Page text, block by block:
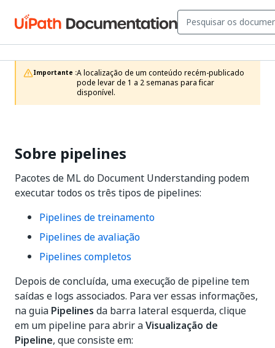
Importante :A localização de um conteúdo recém-publicado
pode levar de 1 a 2 semanas para ficar
disponível.
Sobre pipelines
Pacotes de ML do Document Understanding podem
executar todos os três tipos de pipelines:
Pipelines de treinamento
Pipelines de avaliação
Pipelines completos
Depois de concluída, uma execução de pipeline tem
saídas e logs associados. Para ver essas informações,
na guia Pipelines da barra lateral esquerda, clique
em um pipeline para abrir aVisualização de
Pipeline, que consiste em: